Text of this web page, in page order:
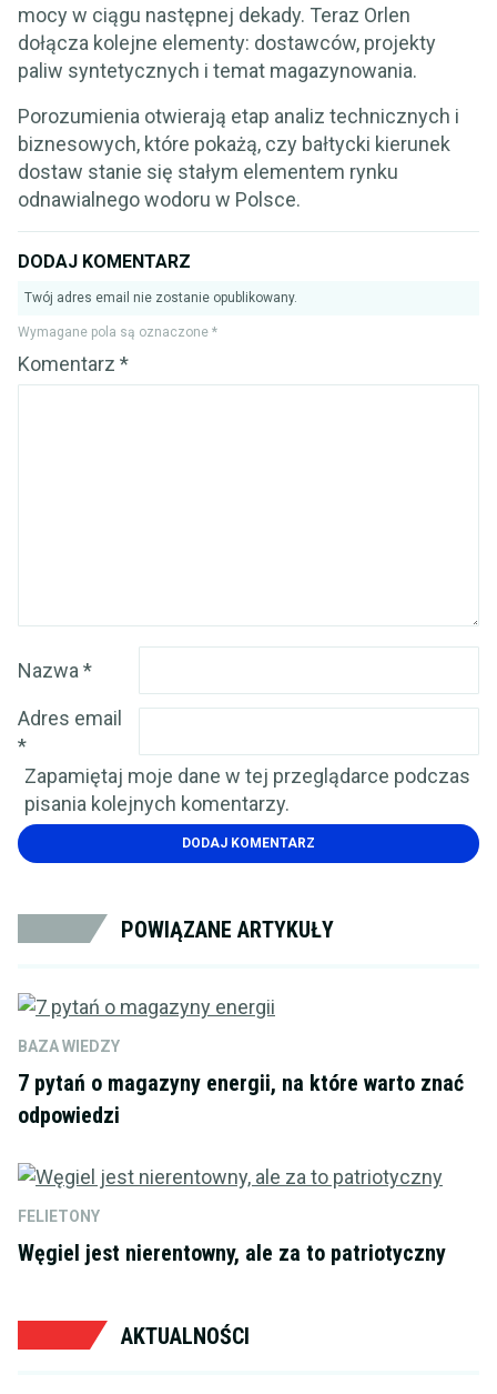
mocy w ciągu następnej dekady. Teraz Orlen
dołącza kolejne elementy: dostawców, projekty
paliw syntetycznych i temat magazynowania.
Porozumienia otwierają etap analiz technicznych i
biznesowych, które pokażą, czy bałtycki kierunek
dostaw stanie się stałym elementem rynku
odnawialnego wodoru w Polsce.
DODAJ KOMENTARZ
Twój adres email nie zostanie opublikowany.
Wymagane pola są oznaczone *
Komentarz *
Nazwa *
Adres email
*
Zapamiętaj moje dane w tej przeglądarce podczas
pisania kolejnych komentarzy.
POWIĄZANE ARTYKUŁY
BAZA WIEDZY
7 pytań o magazyny energii, na które warto znać
odpowiedzi
FELIETONY
Węgiel jest nierentowny, ale za to patriotyczny
AKTUALNOŚCI